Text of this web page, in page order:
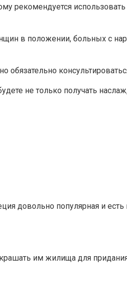
рекомендуется
в положении, больных с
не только получать
довольно популярная и
им жилища для